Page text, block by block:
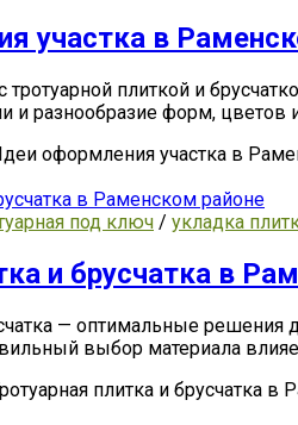
участка в
плиткой и
и разнообразие форм, цветов
оформления участка в
под ключ / укладка
и брусчатка в
— оптимальные решения
выбор материала
плитка и брусчатка в